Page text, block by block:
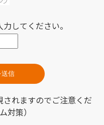
してください。
れますのでご注意くだ
対策）